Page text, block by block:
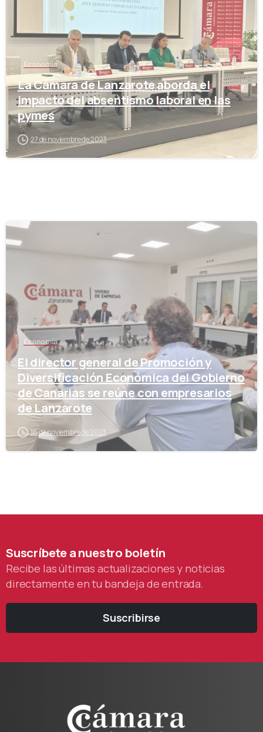
Economía
La Cámara de Lanzarote aborda el
impacto del absentismo laboral en las
pymes
27 de noviembre de 2023
Economía
El director general de Promoción y
Diversificación Económica del Gobierno
de Canarias se reúne con empresarios
de Lanzarote
16 de noviembre de 2023
Suscríbeteanuestro boletín
Recibe las últimas actualizaciones y noticias
directamente en tu bandeja de entrada.
Suscribirse